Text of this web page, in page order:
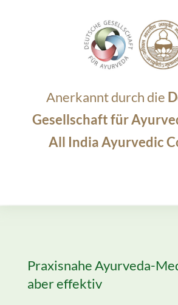
Anerkannt durch die
Gesellschaft für
All India Ayurvedic
Praxisnahe Ayurveda-
aber effektiv